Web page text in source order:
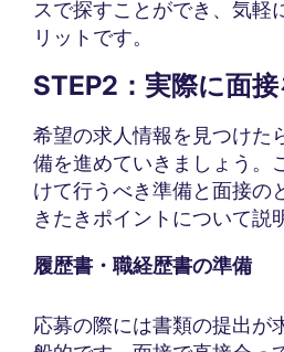
スで探すことができ、気軽
リットです。
STEP2：実際に面
希望の求人情報を見つけた
備を進めていきましょう。
けて行うべき準備と面接の
きたきポイントについて説
履歴書・職経歴書の準備
応募の際には書類の提出が